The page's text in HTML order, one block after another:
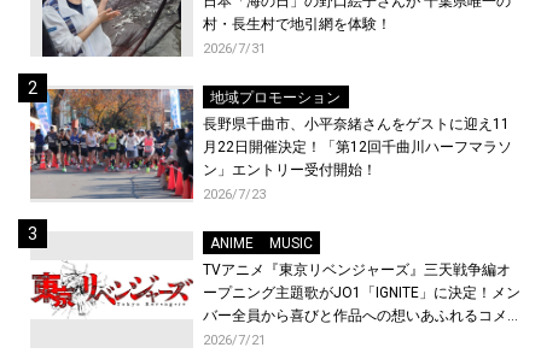
村・長生村で地引網を体験！
2026/7/31
地域プロモーション
長野県千曲市、小平奈緒さんをゲストに迎え11
月22日開催決定！「第12回千曲川ハーフマラソ
ン」エントリー受付開始！
2026/7/23
ANIME
MUSIC
TVアニメ『東京リベンジャーズ』三天戦争編オ
ープニング主題歌がJO1「IGNITE」に決定！メン
バー全員から喜びと作品への想いあふれるコメン
トが到着！9月に東京・大阪で先行上映会を開
2026/7/21